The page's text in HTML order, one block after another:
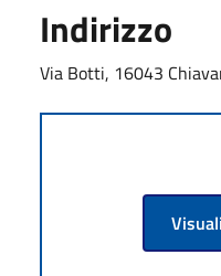
Indirizzo
Via Botti, 16043